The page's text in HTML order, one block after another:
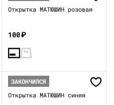
Открытка МАТЮШИН розовая
100₽
ЗАКОНЧИЛСЯ
Открытка МАТЮШИН синяя